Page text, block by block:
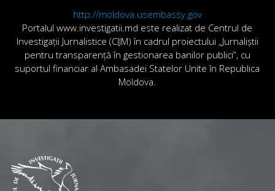
http://moldova.usembassy.gov
Portalul www.investigatii.md este realizat de Centrul de
Investigații Jurnalistice (CIJM) în cadrul proiectului „Jurnaliștii
pentru transparență în gestionarea banilor publici”, cu
suportul financiar al Ambasadei Statelor Unite în Republica
Moldova.